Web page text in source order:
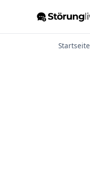
Startseite